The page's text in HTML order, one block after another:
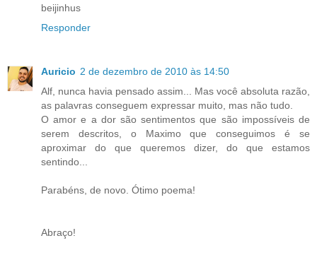
beijinhus
Responder
Auricio 2 de dezembro de 2010 às 14:50
Alf, nunca havia pensado assim... Mas você absoluta razão,
as palavras conseguem expressar muito, mas não tudo.
O amor e a dor são sentimentos que são impossíveis de
serem descritos, o Maximo que conseguimos é se
aproximar do que queremos dizer, do que estamos
sentindo...
Parabéns, de novo. Ótimo poema!
Abraço!